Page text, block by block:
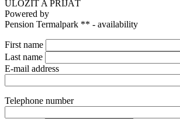
ULOŽIŤ A PRIJAŤ
Powered by
Pension Termalpark ** - availability
First name
Last name
E-mail address
Telephone number